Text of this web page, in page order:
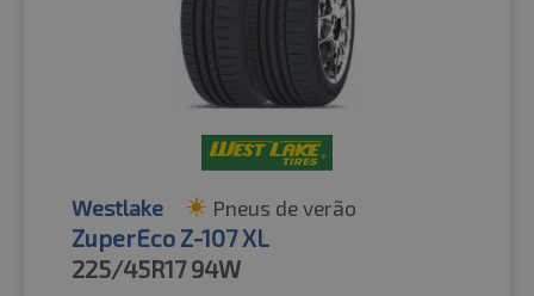
Westlake Pneus de verão
ZuperEco Z-107 XL
225/45R17 94W